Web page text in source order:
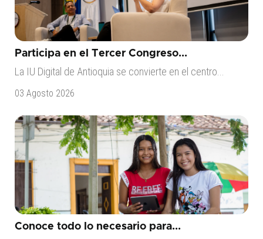
Participa en el Tercer Congreso...
La IU Digital de Antioquia se convierte en el centro...
03 Agosto 2026
Conoce todo lo necesario para...